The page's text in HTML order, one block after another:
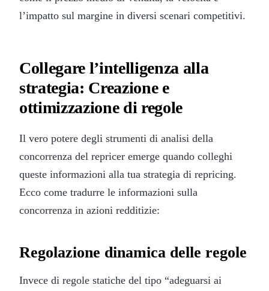
l’impatto sul margine in diversi scenari competitivi.
Collegare l’intelligenza alla
strategia: Creazione e
ottimizzazione di regole
Il vero potere degli strumenti di analisi della
concorrenza del repricer emerge quando colleghi
queste informazioni alla tua strategia di repricing.
Ecco come tradurre le informazioni sulla
concorrenza in azioni redditizie:
Regolazione dinamica delle regole
Invece di regole statiche del tipo “adeguarsi ai